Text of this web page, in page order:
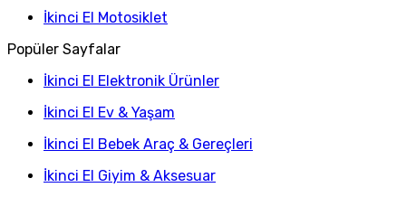
İkinci El Motosiklet
Popüler Sayfalar
İkinci El Elektronik Ürünler
İkinci El Ev & Yaşam
İkinci El Bebek Araç & Gereçleri
İkinci El Giyim & Aksesuar